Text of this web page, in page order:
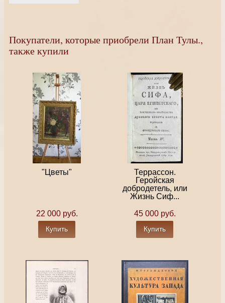
Покупатели, которые приобрели План Тулы.,
также купили
"Цветы"
22 000 руб.
Купить
Террассон.
Геройская
добродетель, или
Жизнь Сиф...
45 000 руб.
Купить